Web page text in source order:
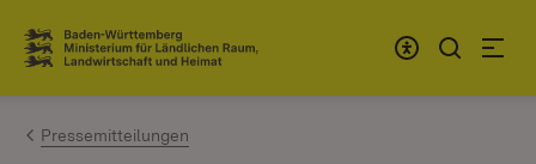
Zum Inhalt springen
Link zur Startseite
Pressemitteilungen